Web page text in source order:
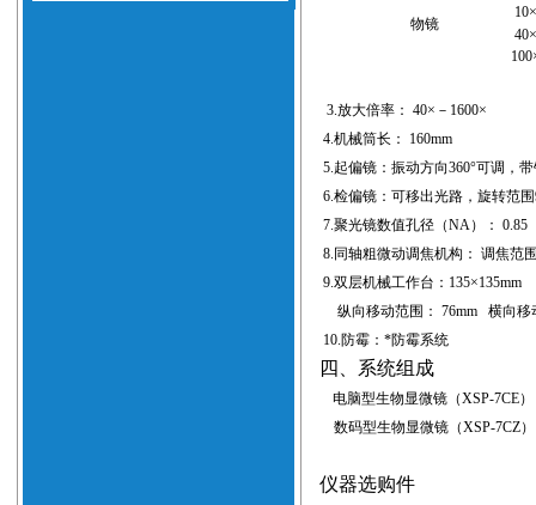
物镜
3.放大倍率： 40×－ 1600×
4.机械筒长：
160mm
5.起偏镜：振动方向360°可调，
6.检偏镜：可移出光路，旋转范围
7.聚光镜数值孔径（NA）： 0.85
8. 同轴粗微动调焦机构： 调焦范
9.双层机械工作台： 135×135mm
纵向移动范围： 76mm 横向移
10.防霉：*防霉系统
四、系统组成
电脑型生物显微镜 （XSP-7CE
数码型生物显微镜（XSP-7CZ
仪器选购件